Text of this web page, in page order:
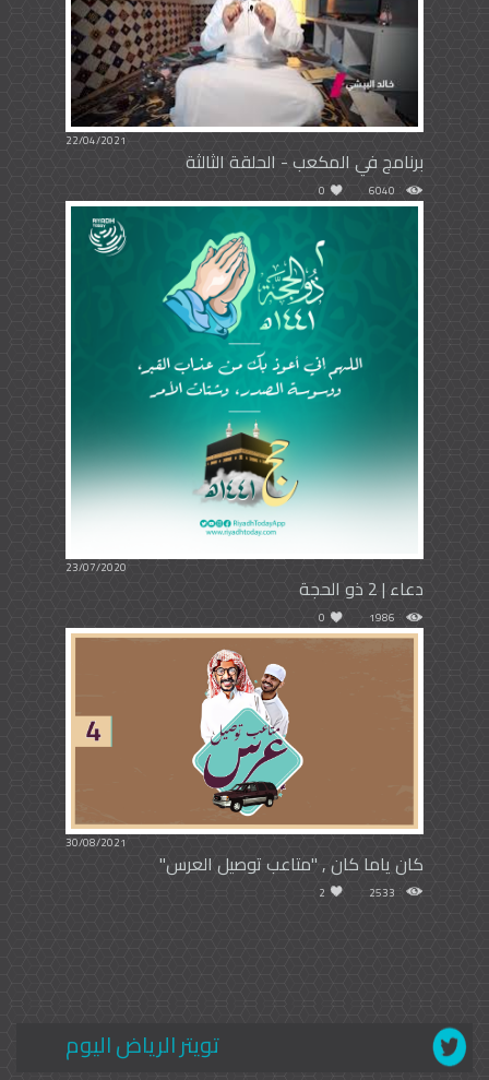
22/04/2021
برنامج في المكعب - الحلقة الثالثة
6040
0
23/07/2020
دعاء | 2 ذو الحجة
1986
0
30/08/2021
كان ياما كان , "متاعب توصيل العرس"
2533
2
تويتر الرياض اليوم